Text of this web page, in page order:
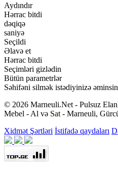
Aydındır
Hərrac bitdi
dəqiqə
saniyə
Seçildi
Əlavə et
Hərrac bitdi
Seçimləri gizlədin
Bütün parametrlər
Səhifəni silmək istədiyinizə
© 2026 Marneuli.Net - Pulsuz
Mebel - Al və Sat - Marneuli,
Xidmət Şərtləri İstifadə qaydaları